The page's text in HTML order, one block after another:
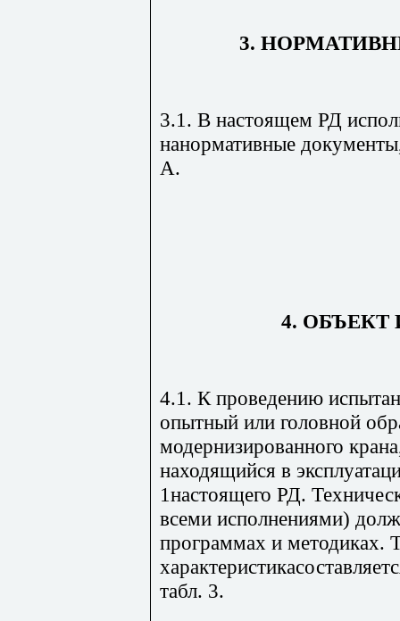
3.
3.1. В настоящем РД
нанормативные
А.
4.
4.1. К проведению
опытный или головной
модернизированного
находящийся в
1настоящего РД.
всеми исполнениями)
программах и методиках.
табл. 3.